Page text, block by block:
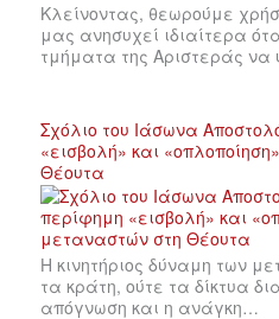
Κλείνοντας, θεωρούμε
μας ανησυχεί ιδιαίτερα
τμήματα της Αριστεράς
Σχόλιο του Ιάσωνα
«εισβολή» και
Θέουτα
Η κινητήριος δύναμη των
τα κράτη, ούτε τα δίκτυα
απόγνωση και η ανάγκη…